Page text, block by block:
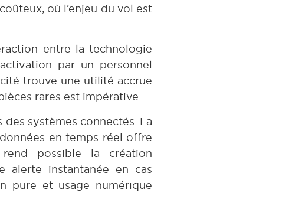
où l’enjeu du vol est
entre la technologie
par un personnel
trouve une utilité accrue
rares est impérative.
systèmes connectés. La
en temps réel offre
possible la création
alerte instantanée en cas
pure et usage numérique